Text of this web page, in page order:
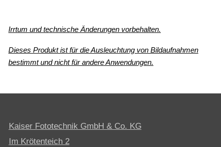
Irrtum und technische Änderungen vorbehalten.
Dieses Produkt ist für die Ausleuchtung von Bildaufnahmen
bestimmt und nicht für andere Anwendungen.
Kaiser Fototechnik GmbH & Co. KG
Im Krötenteich 2